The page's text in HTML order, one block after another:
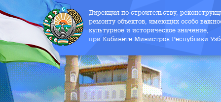
Дирекция по строительству,
ремонту объектов, имеющих особо
культурное и историческое значение,
при Кабинете Министров Республики